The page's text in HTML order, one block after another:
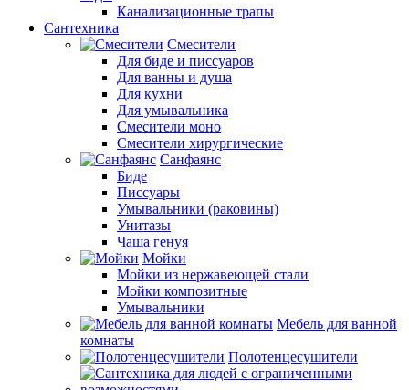
Канализационные трапы
Сантехника
Смесители
Для биде и писсуаров
Для ванны и душа
Для кухни
Для умывальника
Смесители моно
Смесители хирургические
Санфаянс
Биде
Писсуары
Умывальники (раковины)
Унитазы
Чаша генуя
Мойки
Мойки из нержавеющей стали
Мойки композитные
Умывальники
Мебель для ванной
комнаты
Полотенцесушители